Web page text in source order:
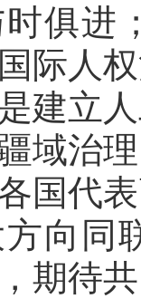
俱进
际人
建立
域治
国代
向同
期待